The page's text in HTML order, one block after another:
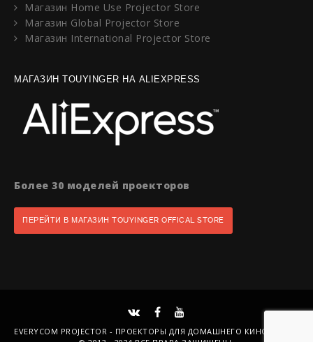
Магазин Home Use Projector Store
Магазин Global Projector Store
Магазин International Projector Store
МАГАЗИН TOUYINGER НА ALIEXPRESS
Более 30 моделей проекторов
ПЕРЕЙТИ В МАГАЗИН TOUYINGER OFFICAL STORE
EVERYCOM PROJECTOR - ПРОЕКТОРЫ ДЛЯ ДОМАШНЕГО КИНОТЕАТРА